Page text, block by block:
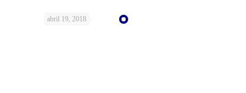
abril 19, 2018